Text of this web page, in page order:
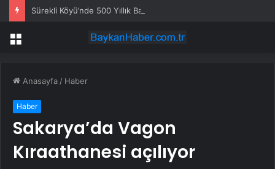
Sürekli Köyü’nde 500 Yıllık Bayram Geleneği
Menü
Anasayfa / Haber
Haber
Sakarya’da Vagon
Kıraathanesi açılıyor